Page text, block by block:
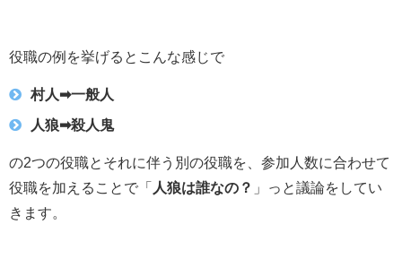
役職の例を挙げるとこんな感じで
村人➡︎一般人
人狼➡︎殺人鬼
の2つの役職とそれに伴う別の役職を、参加人数に合わせて
役職を加えることで「 人狼は誰なの？ 」っと議論をしてい
きます。